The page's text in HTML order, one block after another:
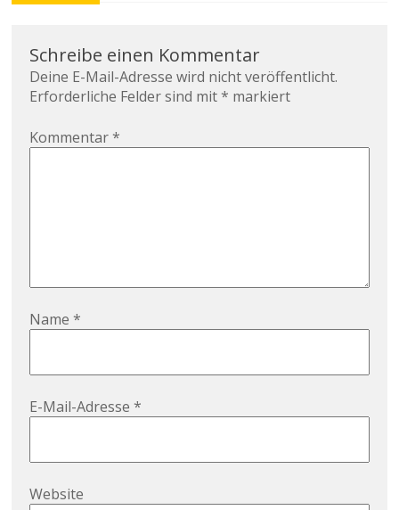
Schreibe einen Kommentar
Deine E-Mail-Adresse wird nicht veröffentlicht.
Erforderliche Felder sind mit* markiert
Kommentar*
Name*
E-Mail-Adresse*
Website